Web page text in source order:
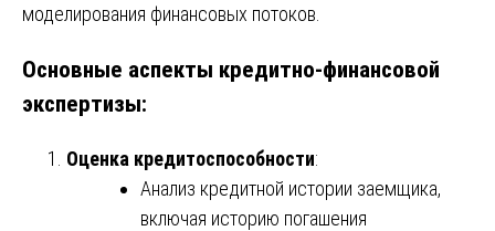
моделирования финансовых потоков.
Основные аспекты кредитно-финансовой
экспертизы:
Оценка кредитоспособности:
Анализ кредитной истории заемщика,
включая историю погашения